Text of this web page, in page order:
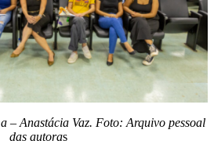
– Anastácia Vaz. Foto: Arquivo pessoal
das autoras